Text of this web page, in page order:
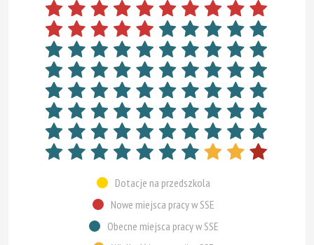
Dotacje na przedszkola
Nowe miejsca pracy w SSE
Obecne miejsca pracy w SSE